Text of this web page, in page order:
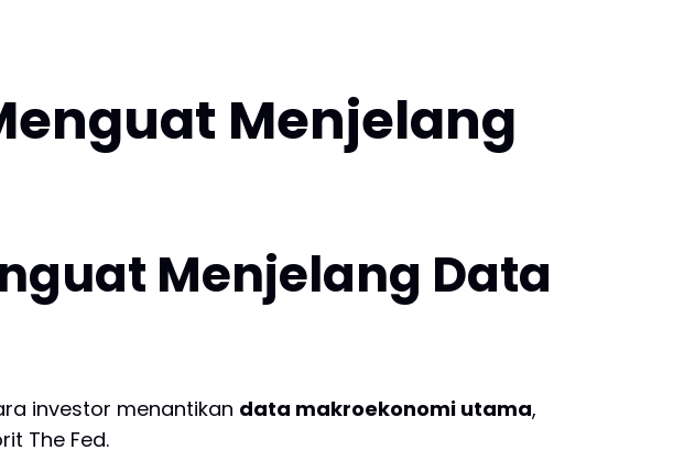
Menjelang
Menjelang Data
investor menantikan data makroekonomi utama,
The Fed.